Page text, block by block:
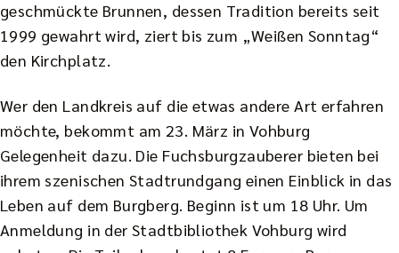
geschmückte Brunnen, dessen Tradition bereits seit
1999 gewahrt wird, ziert bis zum „Weißen Sonntag“
den Kirchplatz.
Wer den Landkreis auf die etwas andere Art erfahren
möchte, bekommt am 23. März in Vohburg
Gelegenheit dazu. Die Fuchsburgzauberer bieten bei
ihrem szenischen Stadtrundgang einen Einblick in das
Leben auf dem Burgberg. Beginn ist um 18 Uhr. Um
Anmeldung in der Stadtbibliothek Vohburg wird